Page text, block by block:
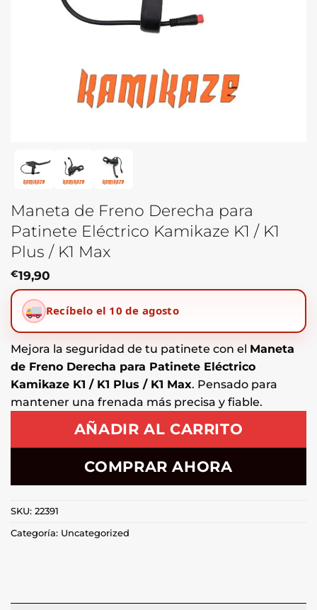
Maneta de Freno Derecha para
Patinete Eléctrico Kamikaze K1 / K1
Plus / K1 Max
€19,90
Recíbelo el 10 de agosto
Mejora la seguridad de tu patinete con el Maneta
de Freno Derecha para Patinete Eléctrico
Kamikaze K1 / K1 Plus / K1 Max. Pensado para
mantener una frenada más precisa y fiable.
AÑADIR AL CARRITO
COMPRAR AHORA
SKU: 22391
Categoría: Uncategorized